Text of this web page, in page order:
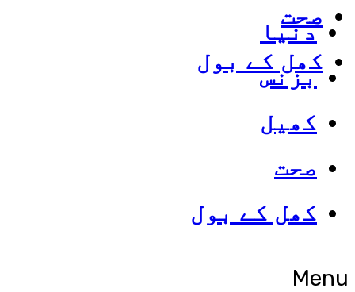
دنیا
بزنس
کھیل
صحت
کھل کے بول
Menu
صحت
کھل کے بول